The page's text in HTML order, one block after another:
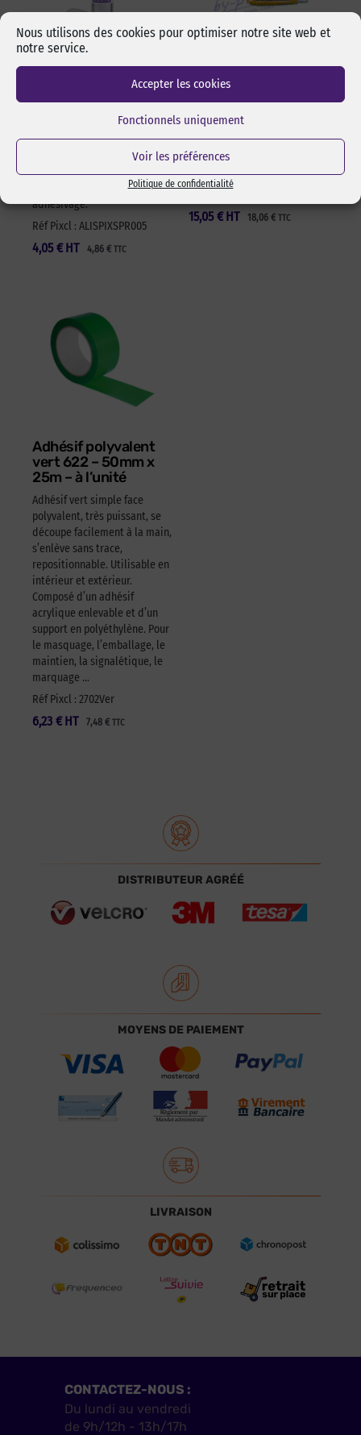
Nous utilisons des cookies pour optimiser notre site web et
notre service.
Accepter les cookies
Fonctionnels uniquement
Voir les préférences
Politique de confidentialité
Alcool isopropylique
by-pixcl en spray de
50 ml
Spray de 50 ml d’alcool
isopropylique de marque
pixcl, idéal pour dégraisser
les surfaces avant
l’assemblage pas collage ou
adhésivage.
Réf Pixcl : ALISPIXSPR005
4,05 € 4,86 € TTC
HT
Cutter sécurité Olfa
17,5 mm SK-4 Green
Green pour lames 17,5 mm.
Changement de lame rapide
et sans outils. Manche en
ABS 100% recyclé. Ambidextre.
15,05€ 18,06 € TTC
HT
Adhésif polyvalent
vert 622 – 50mm x
25m – à l’unité
Adhésif vert simple face
polyvalent, très puissant, se
découpe facilement à la main,
s’enlève sans trace,
repositionnable. Utilisable en
intérieur et extérieur.
Composé d’un adhésif
acrylique enlevable et d’un
support en polyéthylène. Pour
le masquage, l’emballage, le
maintien, la signalétique, le
marquage …
Réf Pixcl : 2702Ver
6,23 € 7,48 € TTC
HT
DISTRIBUTEUR AGRÉÉ
MOYENS DE PAIEMENT
LIVRAISON
CONTACTEZ-NOUS :
Du lundi au vendredi
de 9h/12h - 13h/17h